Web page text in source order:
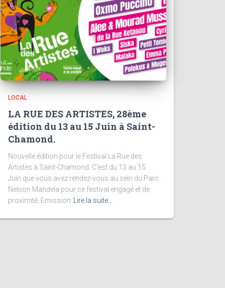
LOCAL
LA RUE DES ARTISTES, 28ème
édition du 13 au 15 Juin à Saint-
Chamond.
Nouvelle édition pour le Festival La Rue des
Artistes à Saint-Chamond. C’est du 13 au 15
Juin que vous avez rendez-vous au sein du Parc
Nelson Mandela pour ce festival engagé et de
proximité. Emission
Lire la suite…